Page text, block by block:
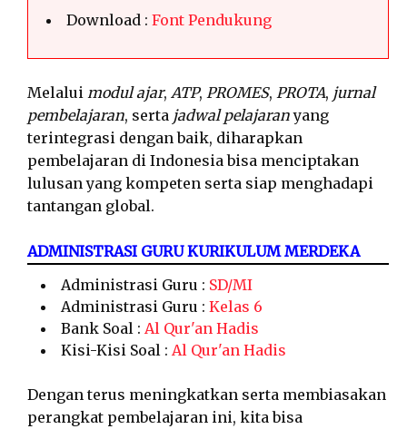
Download : Font Pendukung
Melalui modul ajar, ATP, PROMES, PROTA, jurnal
pembelajaran, serta jadwal pelajaranyang
terintegrasi dengan baik, diharapkan
pembelajaran di Indonesia bisa menciptakan
lulusan yang kompeten serta siap menghadapi
tantangan global.
ADMINISTRASI GURU KURIKULUM MERDEKA
Administrasi Guru : SD/MI
Administrasi Guru : Kelas 6
Bank Soal : Al Qur'an Hadis
Kisi-Kisi Soal : Al Qur'an Hadis
Dengan terus meningkatkan serta membiasakan
perangkat pembelajaran ini, kita bisa